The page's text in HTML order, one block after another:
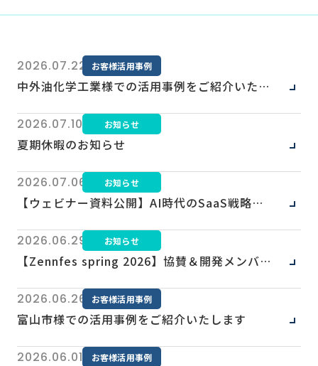
2026.07.22 お客様活用事例
中外油化学工業様での活用事例をご紹介いたします
2026.07.10 お知らせ
夏期休暇のお知らせ
2026.07.06 お知らせ
【ウェビナー資料公開】AI時代のSaaS戦略とは？「MCPサーバー」開発ノウハウ
2026.06.29 お知らせ
【Zennfes spring 2026】協賛＆開発メンバーがLTに登壇しました（登壇資料あり）
2026.06.26 お客様活用事例
富山市様での活用事例をご紹介いたします
2026.06.01 お客様活用事例